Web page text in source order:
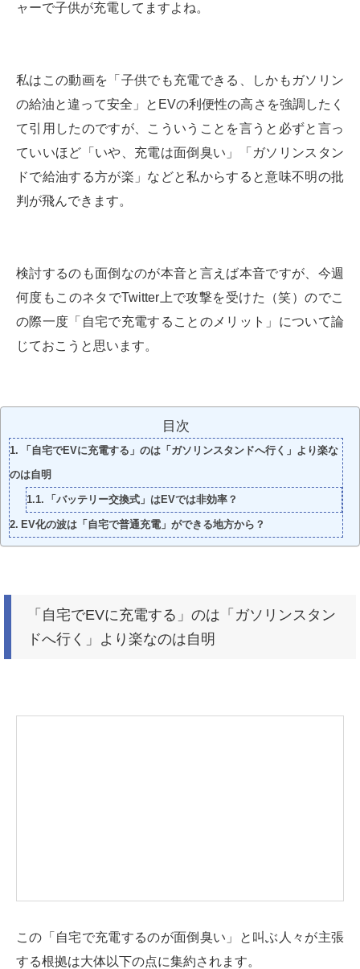
ャーで子供が充電してますよね。
私はこの動画を「子供でも充電できる、しかもガソリン
の給油と違って安全」とEVの利便性の高さを強調したく
て引用したのですが、こういうことを言うと必ずと言っ
ていいほど「いや、充電は面倒臭い」「ガソリンスタン
ドで給油する方が楽」などと私からすると意味不明の批
判が飛んできます。
検討するのも面倒なのが本音と言えば本音ですが、今週
何度もこのネタでTwitter上で攻撃を受けた（笑）のでこ
の際一度「自宅で充電することのメリット」について論
じておこうと思います。
目次
「自宅でEVに充電する」のは「ガソリンスタンドへ行く」より楽な
のは自明
「バッテリー交換式」はEVでは非効率？
EV化の波は「自宅で普通充電」ができる地方から？
「自宅でEVに充電する」のは「ガソリンスタン
ドへ行く」より楽なのは自明
この「自宅で充電するのが面倒臭い」と叫ぶ人々が主張
する根拠は大体以下の点に集約されます。